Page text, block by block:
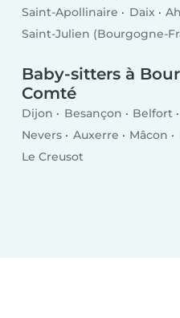
Saint-Apollinaire
Daix
Saint-Julien (Bourgogne-
Baby-sitters à
Comté
Dijon Besançon Belfort
Nevers
Auxerre Mâcon
Le Creusot